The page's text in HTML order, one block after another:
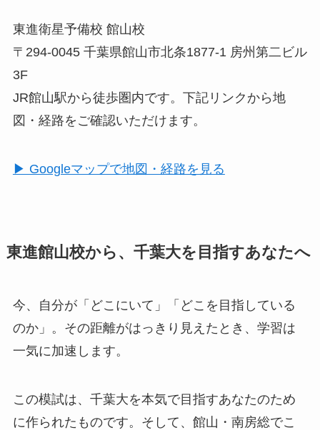
東進衛星予備校 館山校
〒294-0045 千葉県館山市北条1877-1 房州第二ビル
3F
JR館山駅から徒歩圏内です。下記リンクから地
図・経路をご確認いただけます。
▶ Googleマップで地図・経路を見る
東進館山校から、千葉大を目指すあなたへ
今、自分が「どこにいて」「どこを目指している
のか」。その距離がはっきり見えたとき、学習は
一気に加速します。
この模試は、千葉大を本気で目指すあなたのため
に作られたものです。そして、館山・南房総でこ